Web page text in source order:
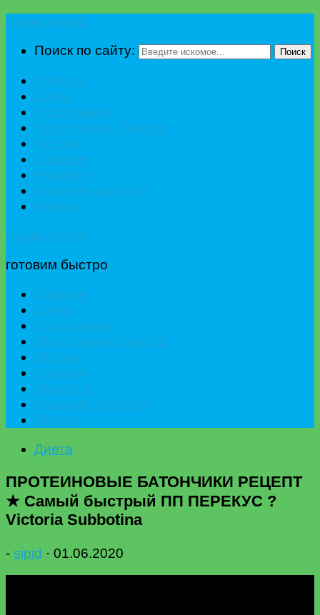
Поиск по сайту:
Поиск
готовим быстро
Диета
ПРОТЕИНОВЫЕ БАТОНЧИКИ РЕЦЕПТ
★ Самый быстрый ПП ПЕРЕКУС ?
Victoria Subbotina
- sipid · 01.06.2020